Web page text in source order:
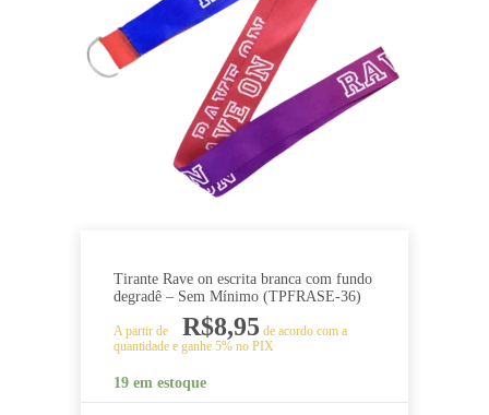
variantes.
As
opções
Tirante Rave on escrita branca com fundo
degradê – Sem Mínimo (TPFRASE-36)
A partir de R$8,95 de acordo com a
quantidade e ganhe 5% no PIX
19 em estoque